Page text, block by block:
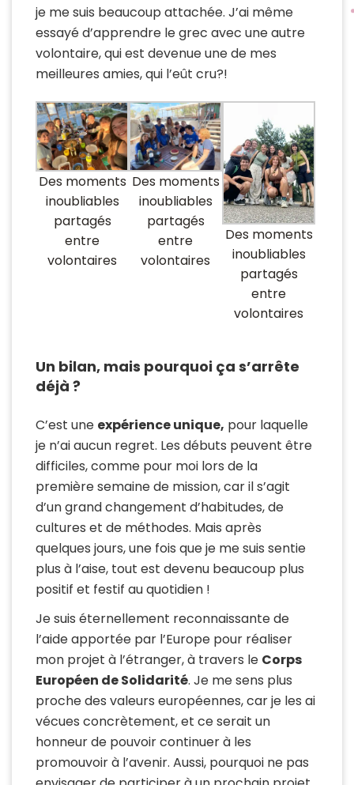
je me suis beaucoup attachée. J’ai même
essayé d’apprendre le grec avec une autre
volontaire, qui est devenue une de mes
meilleures amies, qui l’eût cru?!
Des moments
inoubliables
partagés
entre
volontaires
Des moments
inoubliables
partagés
entre
volontaires
Des moments
inoubliables
partagés
entre
volontaires
Un bilan, mais pourquoi ça s’arrête
déjà ?
C’est une expérience unique, pour laquelle
je n’ai aucun regret. Les débuts peuvent être
difficiles, comme pour moi lors de la
première semaine de mission, car il s’agit
d’un grand changement d’habitudes, de
cultures et de méthodes. Mais après
quelques jours, une fois que je me suis sentie
plus à l’aise, tout est devenu beaucoup plus
positif et festif au quotidien !
Je suis éternellement reconnaissante de
l’aide apportée par l’Europe pour réaliser
mon projet à l’étranger, à travers le Corps
Européen de Solidarité. Je me sens plus
proche des valeurs européennes, car je les ai
vécues concrètement, et ce serait un
honneur de pouvoir continuer à les
promouvoir à l’avenir. Aussi, pourquoi ne pas